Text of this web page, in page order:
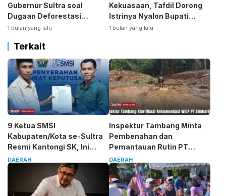
Gubernur Sultra soal
Dugaan Deforestasi
Kabaen
1 bulan yang lalu
Kekuasaan, Tafdil Dorong
Istrinya Nyalon Bupati
Bombana
1 bulan yang lalu
Terkait
9 Ketua SMSI
Kabupaten/Kota se-Sultra
Resmi Kantongi SK, Ini
Pesan Tegas Sarjono
DAERAH
Inspektur Tambang Minta
Pembenahan dan
Pemantauan Rutin PT
Almharig
DAERAH